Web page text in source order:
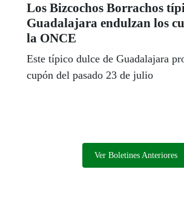
Los Bizcochos Borrachos
Guadalajara endulzan los
la ONCE
Este típico dulce de Guadalajara
cupón del pasado 23 de julio
Ver Boletines Anteriores